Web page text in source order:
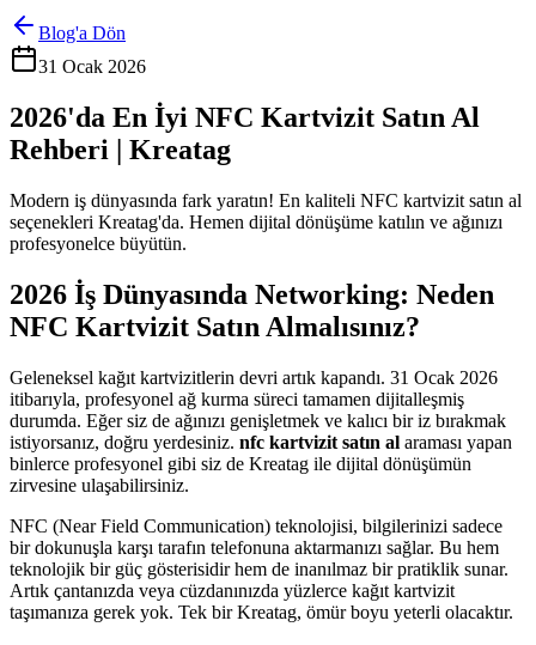
Blog'a Dön
31 Ocak 2026
2026'da En İyi NFC Kartvizit Satın Al
Rehberi | Kreatag
Modern iş dünyasında fark yaratın! En kaliteli NFC kartvizit satın al
seçenekleri Kreatag'da. Hemen dijital dönüşüme katılın ve ağınızı
profesyonelce büyütün.
2026 İş Dünyasında Networking: Neden
NFC Kartvizit Satın Almalısınız?
Geleneksel kağıt kartvizitlerin devri artık kapandı. 31 Ocak 2026
itibarıyla, profesyonel ağ kurma süreci tamamen dijitalleşmiş
durumda. Eğer siz de ağınızı genişletmek ve kalıcı bir iz bırakmak
istiyorsanız, doğru yerdesiniz. nfc kartvizit satın al araması yapan
binlerce profesyonel gibi siz de Kreatag ile dijital dönüşümün
zirvesine ulaşabilirsiniz.
NFC (Near Field Communication) teknolojisi, bilgilerinizi sadece
bir dokunuşla karşı tarafın telefonuna aktarmanızı sağlar. Bu hem
teknolojik bir güç gösterisidir hem de inanılmaz bir pratiklik sunar.
Artık çantanızda veya cüzdanınızda yüzlerce kağıt kartvizit
taşımanıza gerek yok. Tek bir Kreatag, ömür boyu yeterli olacaktır.